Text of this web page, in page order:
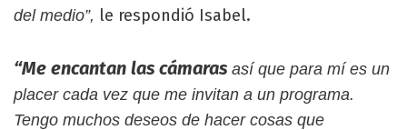
del medio”, le respondió Isabel.
“Me encantan las cámaras así que para mí es un
placer cada vez que me invitan a un programa.
Tengo muchos deseos de hacer cosas que